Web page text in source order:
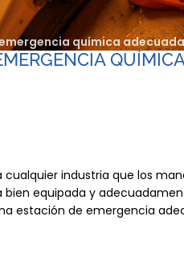
química
industria que los
equipada y
estación de emergencia